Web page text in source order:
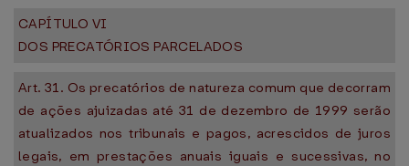
CAPÍTULO VI
DOS PRECATÓRIOS PARCELADOS
Art. 31. Os precatórios de natureza comum que decorram
de ações ajuizadas até 31 de dezembro de 1999 serão
atualizados nos tribunais e pagos, acrescidos de juros
legais, em prestações anuais iguais e sucessivas, no